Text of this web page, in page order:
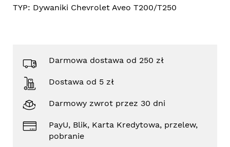
TYP: Dywaniki Chevrolet Aveo T200/T250
Darmowa dostawa od 250 zł
Dostawa od 5 zł
Darmowy zwrot przez 30 dni
PayU, Blik, Karta Kredytowa, przelew,
pobranie